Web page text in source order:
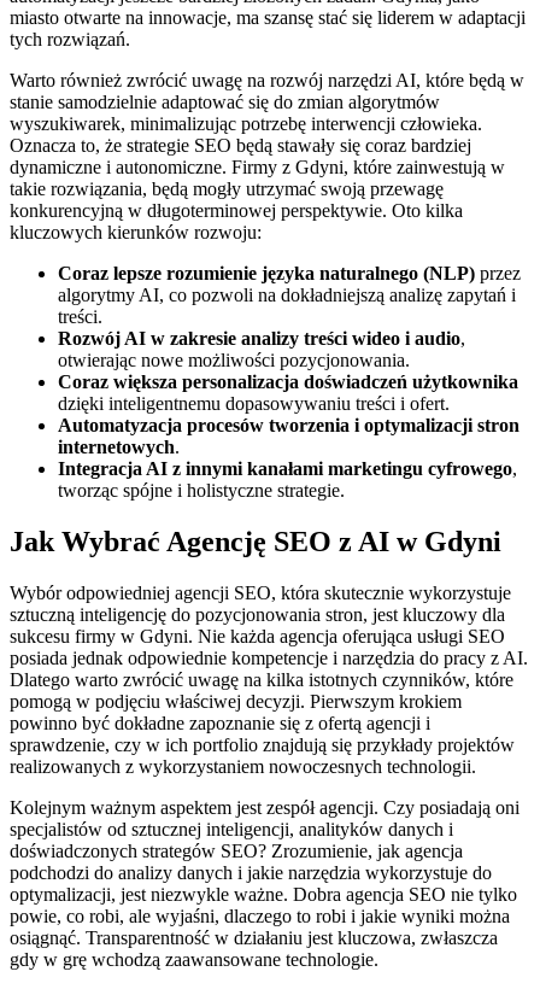
miasto otwarte na innowacje, ma szansę stać się liderem w adaptacji
tych rozwiązań.
Warto również zwrócić uwagę na rozwój narzędzi AI, które będą w
stanie samodzielnie adaptować się do zmian algorytmów
wyszukiwarek, minimalizując potrzebę interwencji człowieka.
Oznacza to, że strategie SEO będą stawały się coraz bardziej
dynamiczne i autonomiczne. Firmy z Gdyni, które zainwestują w
takie rozwiązania, będą mogły utrzymać swoją przewagę
konkurencyjną w długoterminowej perspektywie. Oto kilka
kluczowych kierunków rozwoju:
Coraz lepsze rozumienie języka naturalnego (NLP) przez
algorytmy AI, co pozwoli na dokładniejszą analizę zapytań i
treści.
Rozwój AI w zakresie analizy treści wideo i audio,
otwierając nowe możliwości pozycjonowania.
Coraz większa personalizacja doświadczeń użytkownika
dzięki inteligentnemu dopasowywaniu treści i ofert.
Automatyzacja procesów tworzenia i optymalizacji stron
internetowych.
Integracja AI z innymi kanałami marketingu cyfrowego,
tworząc spójne i holistyczne strategie.
Jak Wybrać Agencję SEO z AI w Gdyni
Wybór odpowiedniej agencji SEO, która skutecznie wykorzystuje
sztuczną inteligencję do pozycjonowania stron, jest kluczowy dla
sukcesu firmy w Gdyni. Nie każda agencja oferująca usługi SEO
posiada jednak odpowiednie kompetencje i narzędzia do pracy z AI.
Dlatego warto zwrócić uwagę na kilka istotnych czynników, które
pomogą w podjęciu właściwej decyzji. Pierwszym krokiem
powinno być dokładne zapoznanie się z ofertą agencji i
sprawdzenie, czy w ich portfolio znajdują się przykłady projektów
realizowanych z wykorzystaniem nowoczesnych technologii.
Kolejnym ważnym aspektem jest zespół agencji. Czy posiadają oni
specjalistów od sztucznej inteligencji, analityków danych i
doświadczonych strategów SEO? Zrozumienie, jak agencja
podchodzi do analizy danych i jakie narzędzia wykorzystuje do
optymalizacji, jest niezwykle ważne. Dobra agencja SEO nie tylko
powie, co robi, ale wyjaśni, dlaczego to robi i jakie wyniki można
osiągnąć. Transparentność w działaniu jest kluczowa, zwłaszcza
gdy w grę wchodzą zaawansowane technologie.